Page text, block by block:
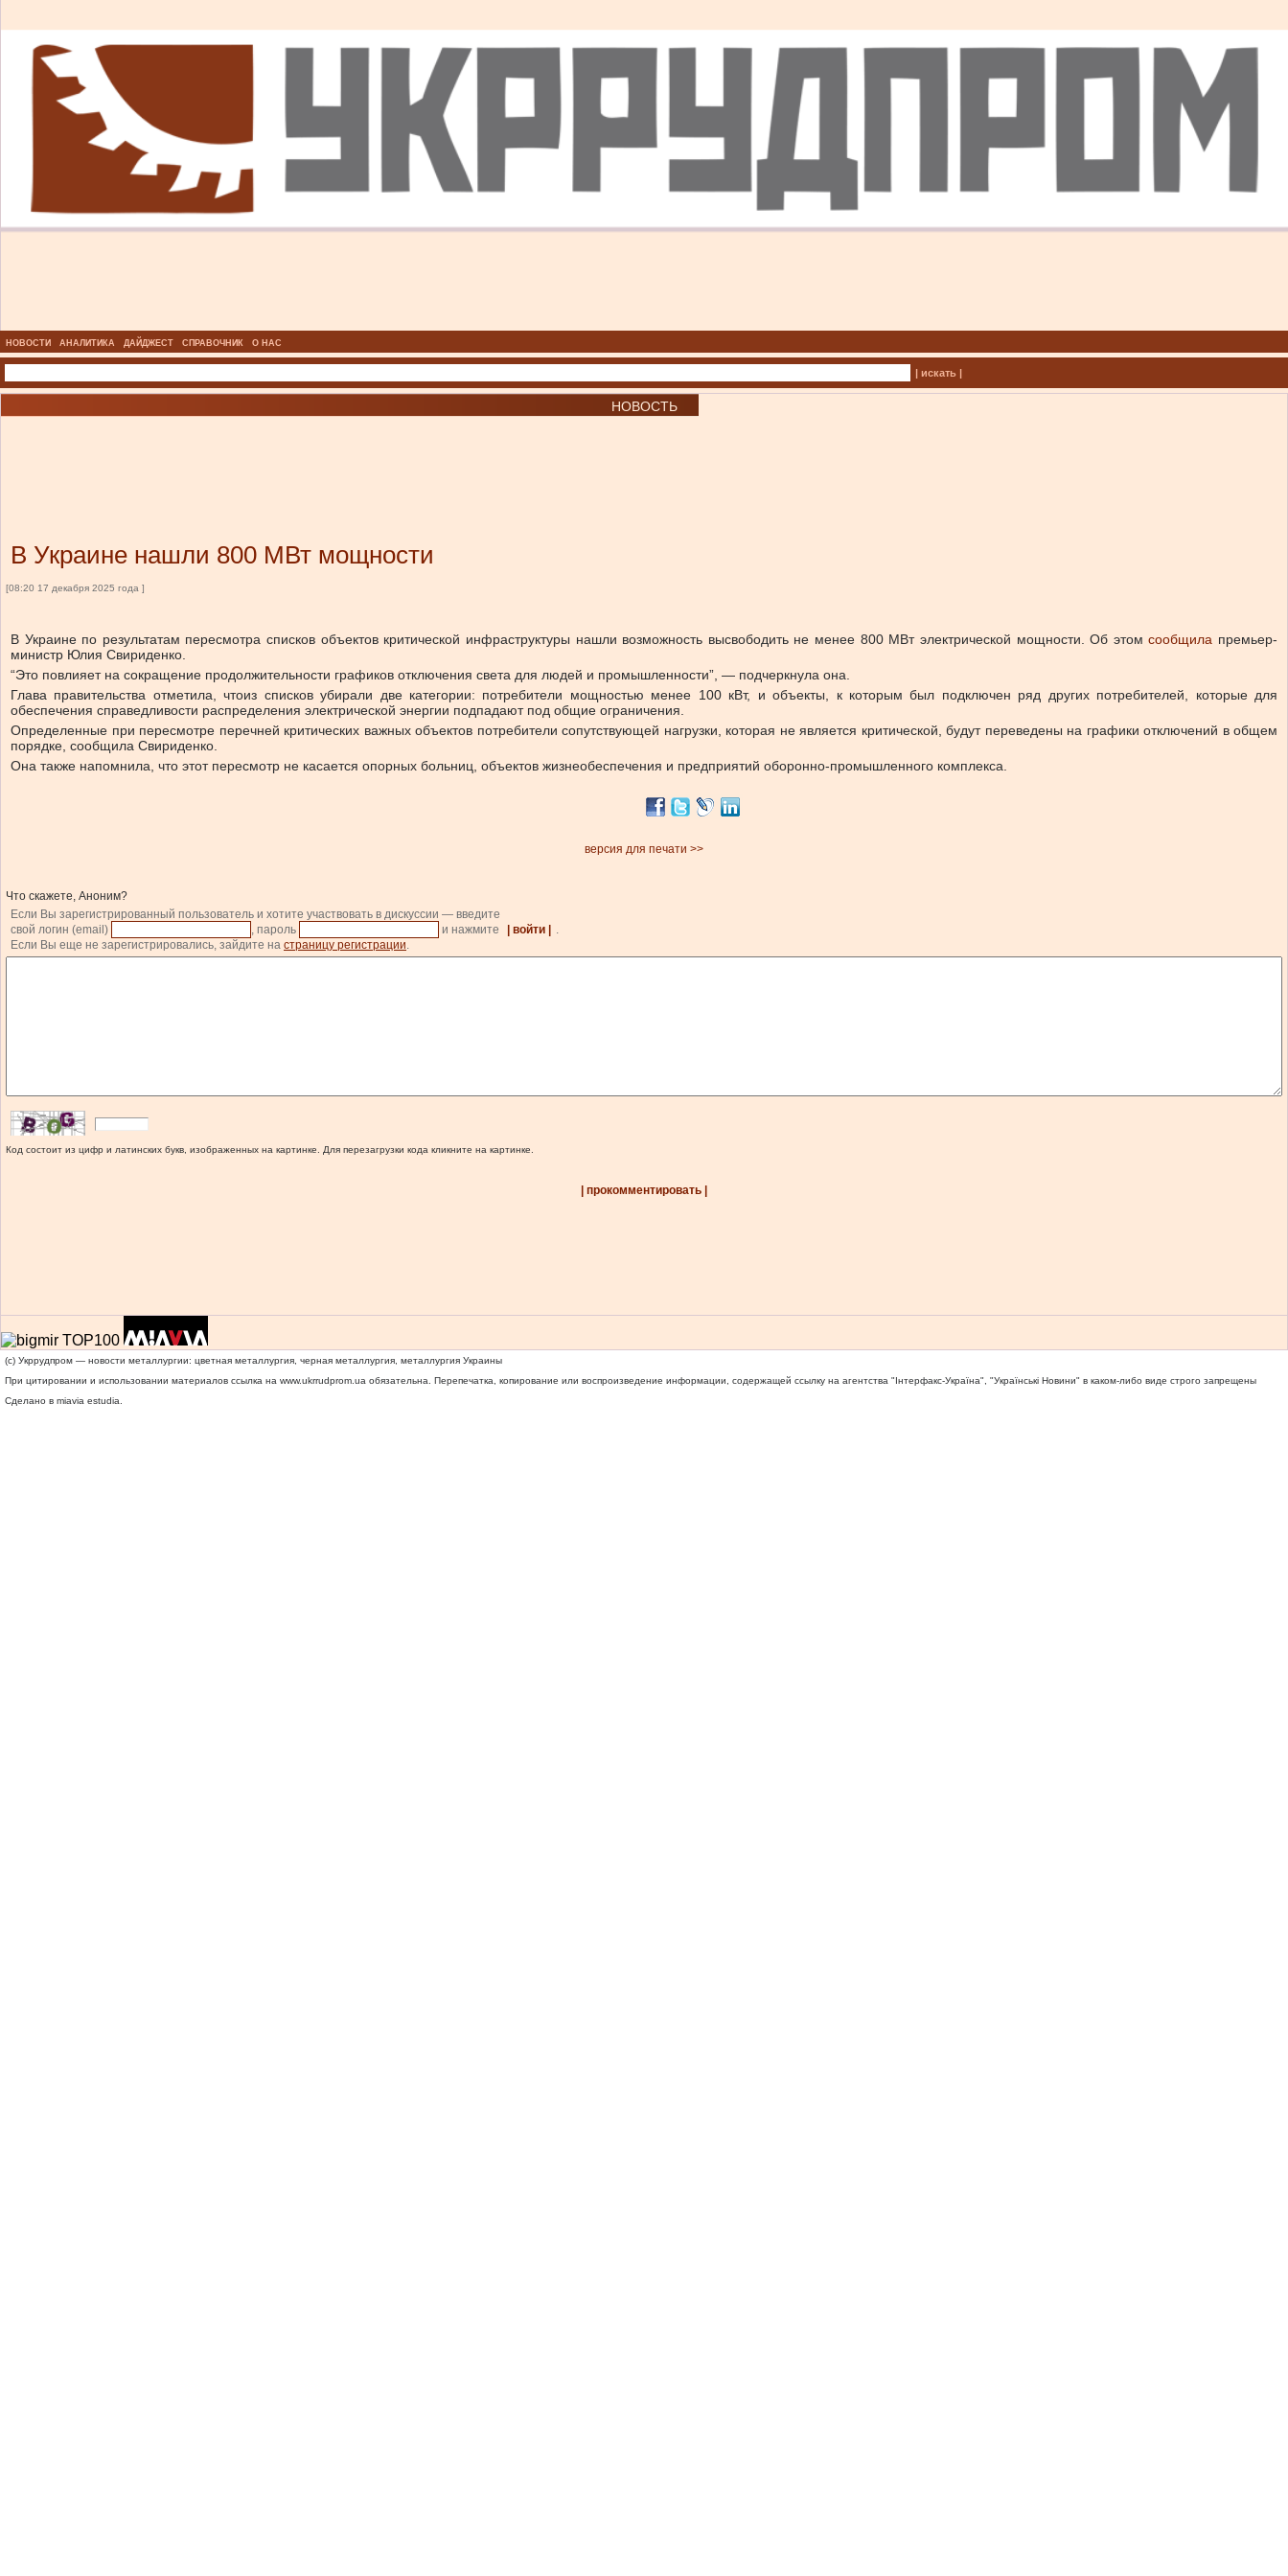
НОВОСТИ АНАЛИТИКА ДАЙДЖЕСТ СПРАВОЧНИК О НАС
| искать |
НОВОСТЬ
В Украине нашли 800 МВт мощности
[08:20 17 декабря 2025 года ]
В Украине по результатам пересмотра списков объектов критической инфраструктуры нашли возможность высвободить не менее 800 МВт электрической мощности. Об этомсообщила премьер-
министр Юлия Свириденко.
“Это повлияет на сокращение продолжительности графиков отключения света для людей и промышленности”, — подчеркнула она.
Глава правительства отметила, чтоиз списков убирали две категории: потребители мощностью менее 100 кВт, и объекты, к которым был подключен ряд других потребителей, которые для
обеспечения справедливости распределения электрической энергии подпадают под общие ограничения.
Определенные при пересмотре перечней критических важных объектов потребители сопутствующей нагрузки, которая не является критической, будут переведены на графики отключений в общем
порядке, сообщила Свириденко.
Она также напомнила, что этот пересмотр не касается опорных больниц, объектов жизнеобеспечения и предприятий оборонно-промышленного комплекса.
версия для печати >>
Что скажете, Аноним?
Если Вы зарегистрированный пользователь и хотите участвовать в дискуссии — введите
свой логин (email)
, пароль и нажмите | войти |
.
Если Вы еще не зарегистрировались, зайдите на страницу регистрации.
Код состоит из цифр и латинских букв, изображенных на картинке. Для перезагрузки кода кликните на картинке.
| прокомментировать |
(c) Укррудпром — новости металлургии: цветная металлургия, черная металлургия, металлургия Украины
При цитировании и использовании материалов ссылка на www.ukrrudprom.ua обязательна. Перепечатка, копирование или воспроизведение информации, содержащей ссылку на агентства "Iнтерфакс-Україна", "Українськi Новини" в каком-либо виде строго запрещены
Сделано в miavia estudia.